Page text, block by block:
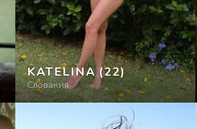
KATELINA (22)
Словакия